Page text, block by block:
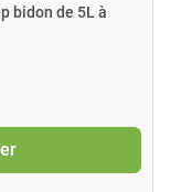
bidon de 5L à